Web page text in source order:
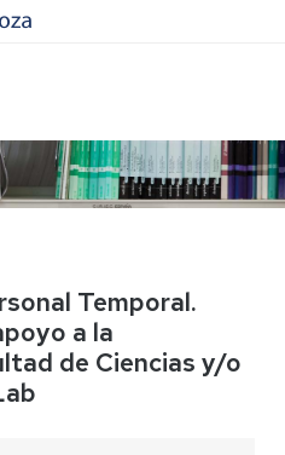
Temporal.
a la
de Ciencias y/o